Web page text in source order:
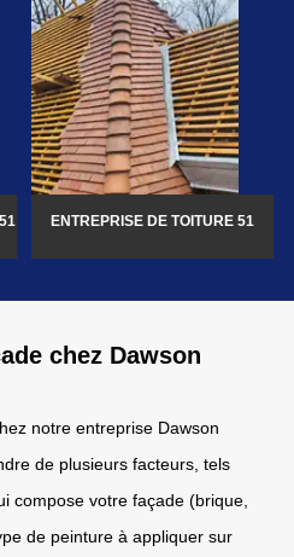
ENTREPRISE DE TOITURE 51
chez Dawson
notre entreprise Dawson
de plusieurs facteurs, tels
compose votre façade (brique,
de peinture à appliquer sur